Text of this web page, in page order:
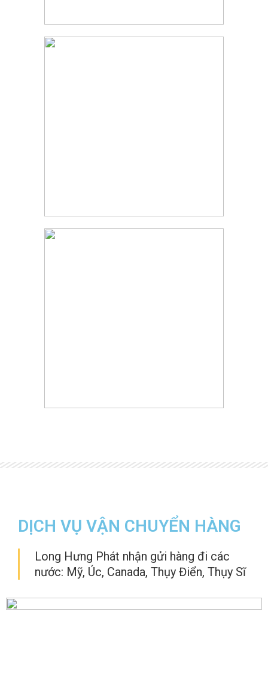
DỊCH VỤ VẬN CHUYỂN HÀNG
Long Hưng Phát nhận gửi hàng đi các
nước: Mỹ, Úc, Canada, Thụy Điển, Thụy Sĩ